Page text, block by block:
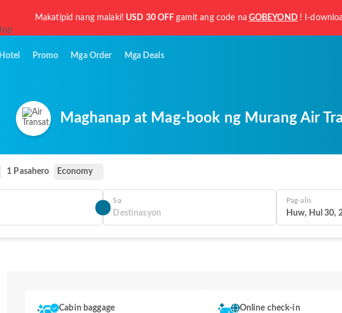
Makatipid nang malaki! USD 30 OFF gamit ang code na GOBEYOND ! I-
Hotel Promo Mga Order Mga Deals
Maghanap at Mag-book ng Murang Air
1 Pasahero Economy
Sa Pag-alis
Huw, Hul 30,
Cabin baggage Online check-in